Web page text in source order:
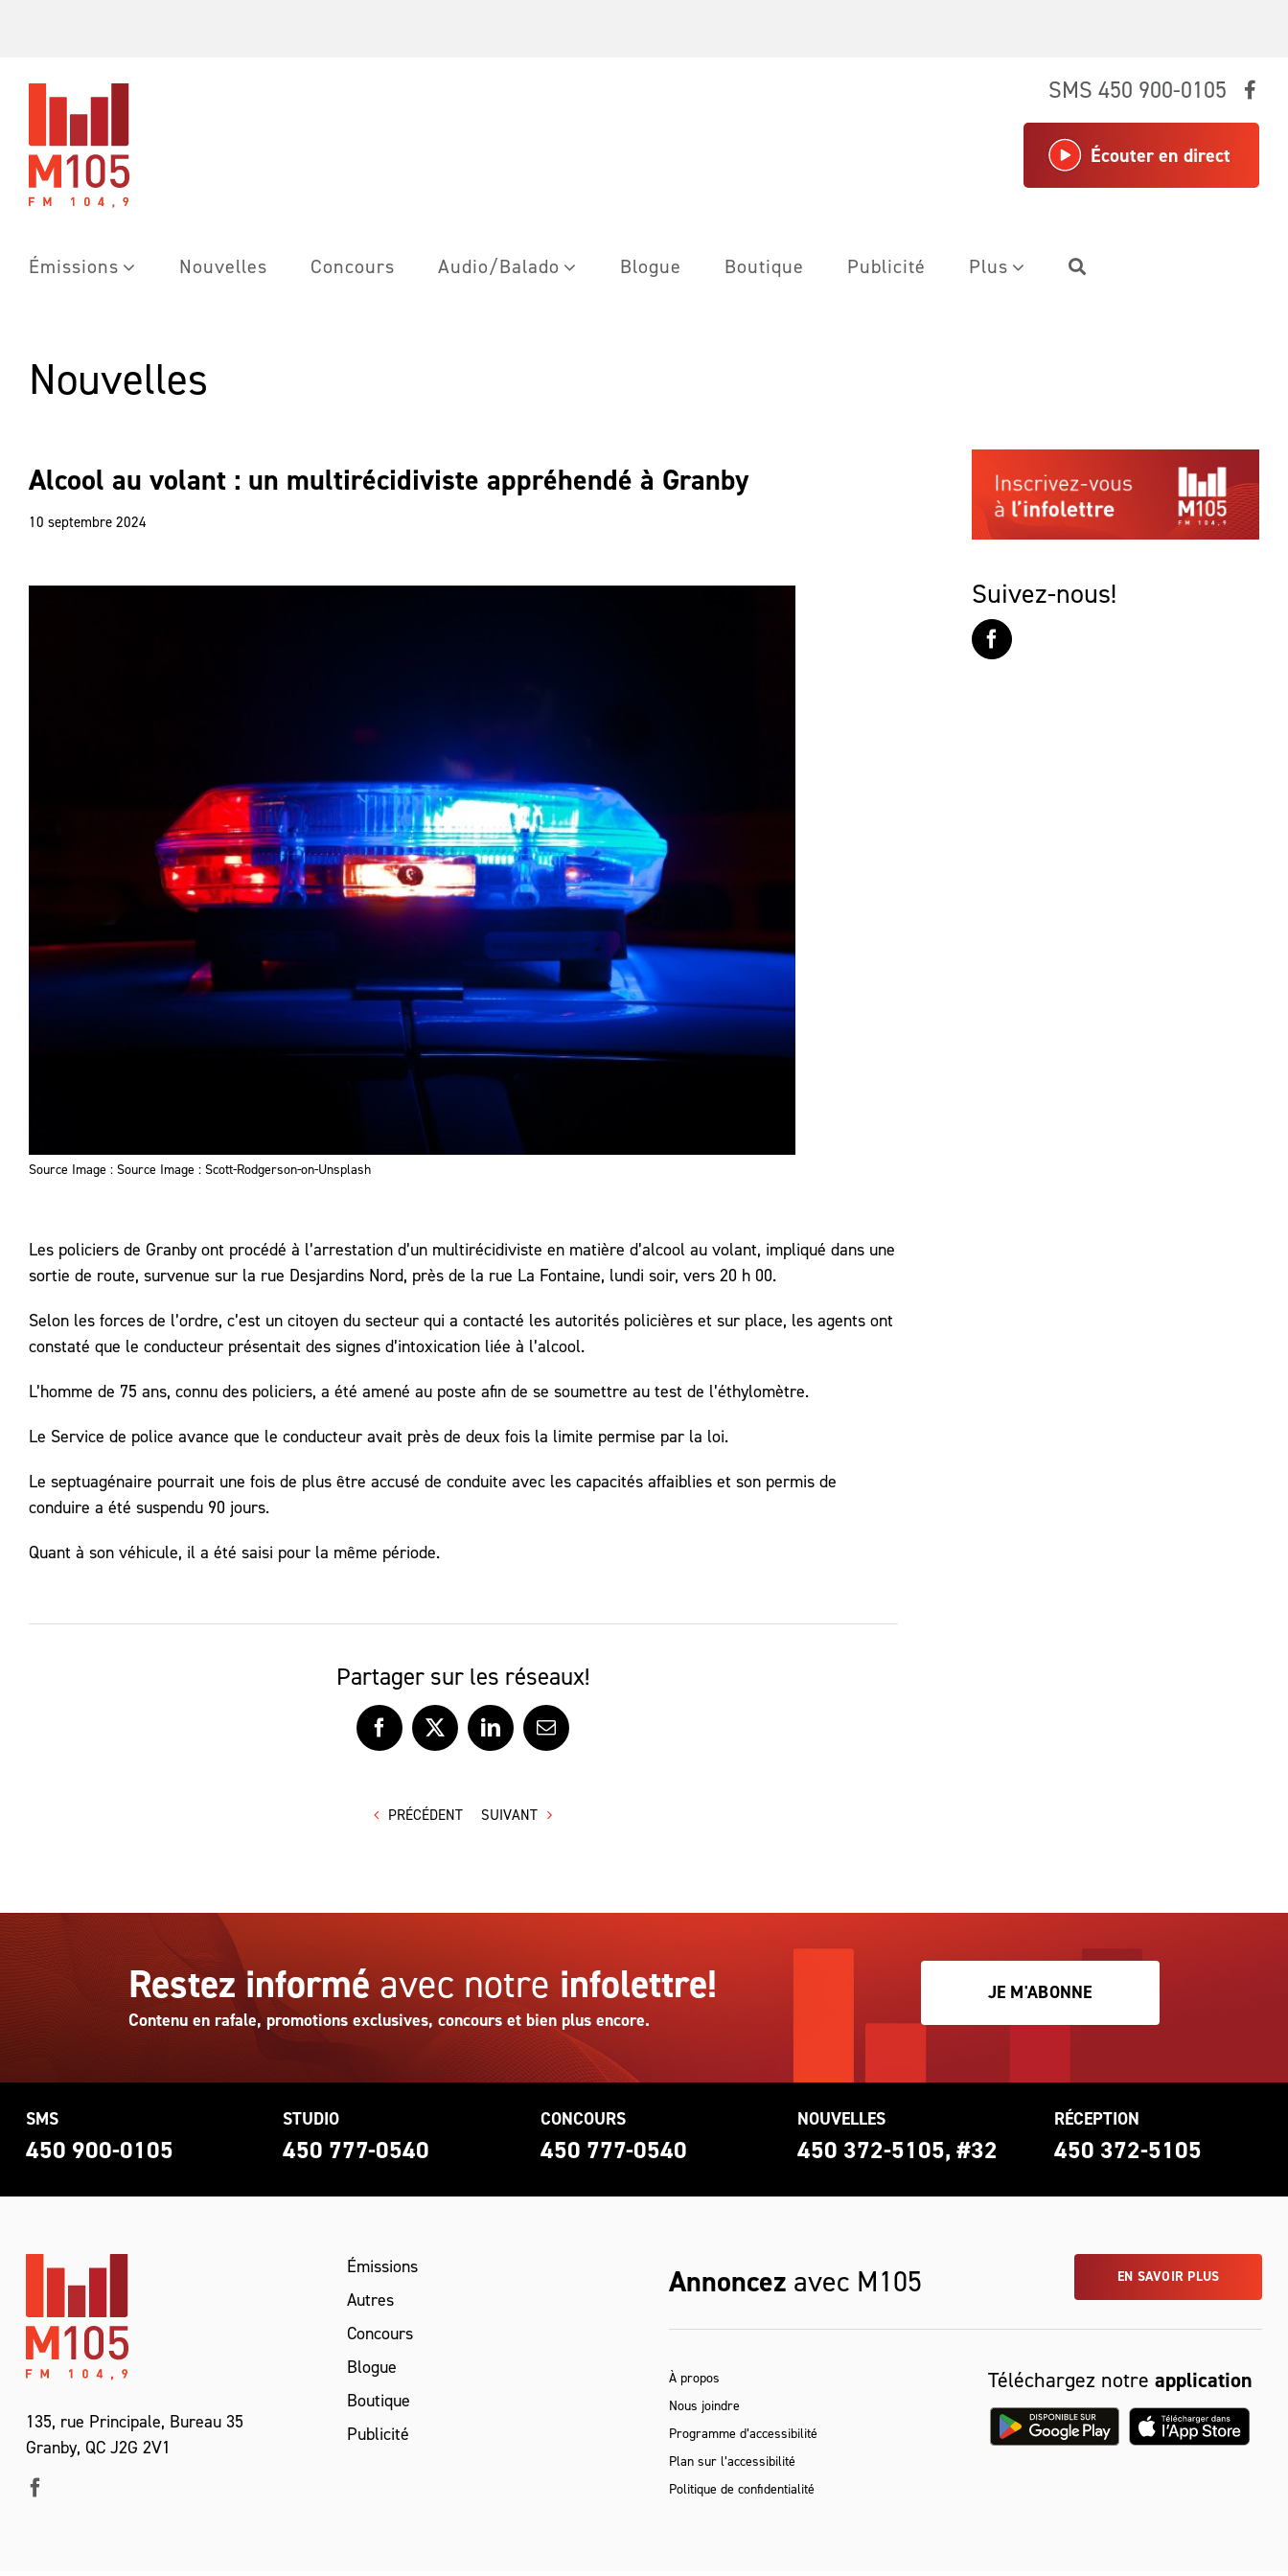
SMS 450 900-0105
Écouter en direct
Émissions Nouvelles Concours Audio/Balado Blogue Boutique Publicité Plus
Nouvelles
Alcool au volant : un multirécidiviste appréhendé à Granby
10 septembre 2024
Source Image : Source Image : Scott-Rodgerson-on-Unsplash
Les policiers de Granby ont procédé à l’arrestation d’un multirécidiviste en matière d’alcool au volant, impliqué dans une
sortie de route, survenue sur la rue Desjardins Nord, près de la rue La Fontaine, lundi soir, vers 20 h 00.
Selon les forces de l’ordre, c’est un citoyen du secteur qui a contacté les autorités policières et sur place, les agents ont
constaté que le conducteur présentait des signes d’intoxication liée à l’alcool.
L’homme de 75 ans, connu des policiers, a été amené au poste afin de se soumettre au test de l’éthylomètre.
Le Service de police avance que le conducteur avait près de deux fois la limite permise par la loi.
Le septuagénaire pourrait une fois de plus être accusé de conduite avec les capacités affaiblies et son permis de
conduire a été suspendu 90 jours.
Quant à son véhicule, il a été saisi pour la même période.
Partager sur les réseaux!
Facebook
X LinkedInCourriel
PRÉCÉDENT SUIVANT
Suivez-nous!
Restez informé avec notre infolettre!
Contenu en rafale, promotions exclusives, concours et bien plus encore.
JE M'ABONNE
SMS
450 900-0105
STUDIO
450 777-0540
CONCOURS
450 777-0540
NOUVELLES
450 372-5105, #32
RÉCEPTION
450 372-5105
135, rue Principale, Bureau 35
Granby, QC J2G 2V1
Émissions
Autres
Concours
Blogue
Boutique
Publicité
Annoncez avec M105 EN SAVOIR PLUS
À propos
Nous joindre
Programme d’accessibilité
Plan sur l’accessibilité
Politique de confidentialité
Téléchargez notre application